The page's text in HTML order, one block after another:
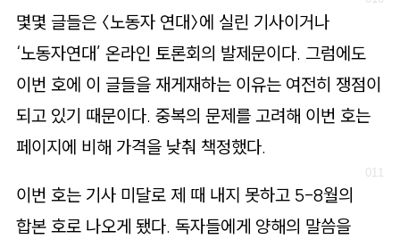
몇몇 글들은 〈노동자 연대〉에 실린 기사이거나
‘노동자연대’ 온라인 토론회의 발제문이다. 그럼에도
이번 호에 이 글들을 재게재하는 이유는 여전히 쟁점이
되고 있기 때문이다. 중복의 문제를 고려해 이번 호는
페이지에 비해 가격을 낮춰 책정했다.
이번 호는 기사 미달로 제 때 내지 못하고 5-8월의
합본 호로 나오게 됐다. 독자들에게 양해의 말씀을